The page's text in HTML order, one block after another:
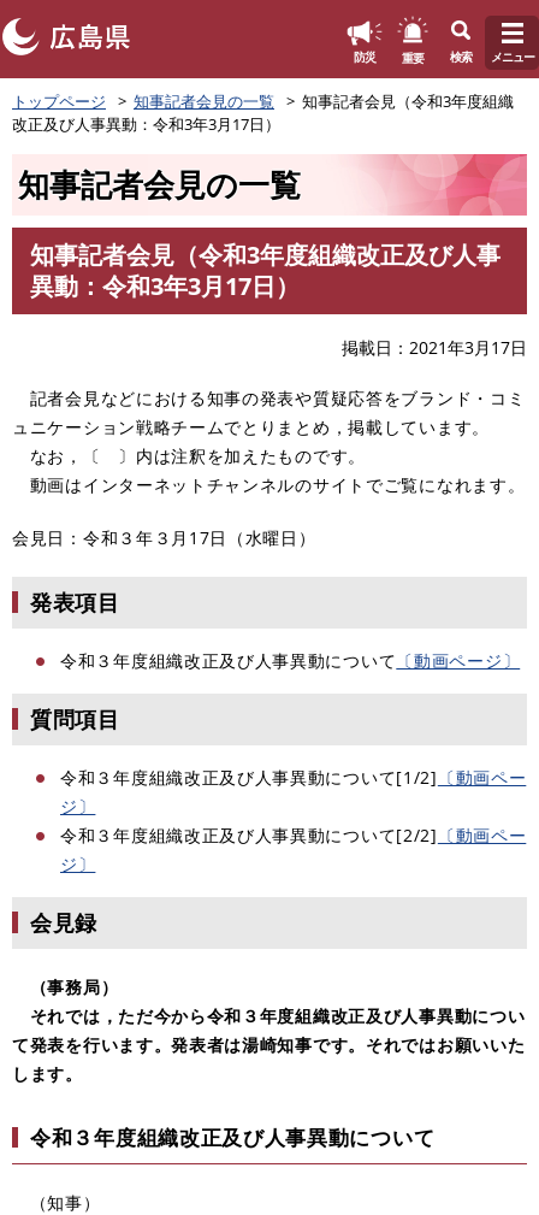
ペ
ー
ジ
防災 重要 検索 メニュー
トップページ 知事記者会見の一覧
知事記者会見（令和3年度組織
改正及び人事異動：令和3年3月17日）
知事記者会見の一覧
知事記者会見（令和3年度組織改正及び人事
異動：令和3年3月17日）
掲載日 2021年3月17日
記者会見などにおける知事の発表や質疑応答をブランド・コミ
ュニケーション戦略チームでとりまとめ，掲載しています。
なお，〔 〕内は注釈を加えたものです。
動画はインターネットチャンネルのサイトでご覧になれます。
会見日：令和３年３月17日（水曜日）
発表項目
令和３年度組織改正及び人事異動について 〔動画ページ〕
質問項目
令和３年度組織改正及び人事異動について[1/2] 〔動画ペー
ジ〕
令和３年度組織改正及び人事異動について[2/2] 〔動画ペー
ジ〕
会見録
（事務局）
それでは，ただ今から令和３年度組織改正及び人事異動につい
て発表を行います。発表者は湯崎知事です。それではお願いいた
します。
令和３年度組織改正及び人事異動について
（知事）